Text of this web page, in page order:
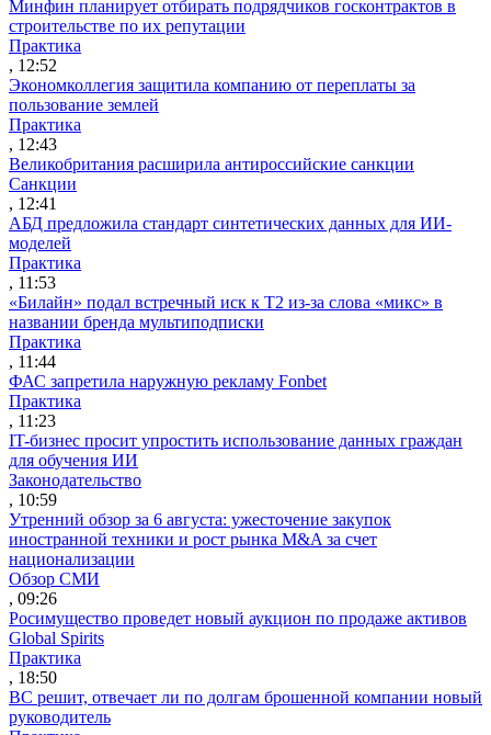
Минфин планирует отбирать подрядчиков госконтрактов в
строительстве по их репутации
Практика
, 12:52
Экономколлегия защитила компанию от переплаты за
пользование землей
Практика
, 12:43
Великобритания расширила антироссийские санкции
Санкции
, 12:41
АБД предложила стандарт синтетических данных для ИИ-
моделей
Практика
, 11:53
«Билайн» подал встречный иск к Т2 из-за слова «микс» в
названии бренда мультиподписки
Практика
, 11:44
ФАС запретила наружную рекламу Fonbet
Практика
, 11:23
IT-бизнес просит упростить использование данных граждан
для обучения ИИ
Законодательство
, 10:59
Утренний обзор за 6 августа: ужесточение закупок
иностранной техники и рост рынка M&A за счет
национализации
Обзор СМИ
, 09:26
Росимущество проведет новый аукцион по продаже активов
Global Spirits
Практика
, 18:50
ВС решит, отвечает ли по долгам брошенной компании новый
руководитель